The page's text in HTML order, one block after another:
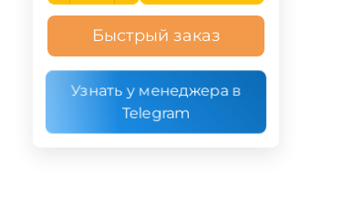
Быстрый заказ
Узнать у менеджера в
Telegram